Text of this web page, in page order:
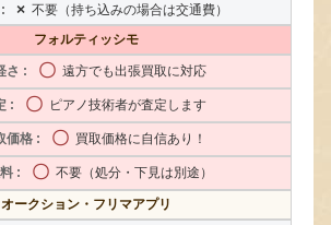
× 不要（持ち込みの場合は交通費）
フォルティッシモ
〇 遠方でも出張買取に対応
〇 ピアノ技術者が査定します
〇 買取価格に自信あり！
〇 不要（処分・下見は別途）
オークション・フリマアプリ